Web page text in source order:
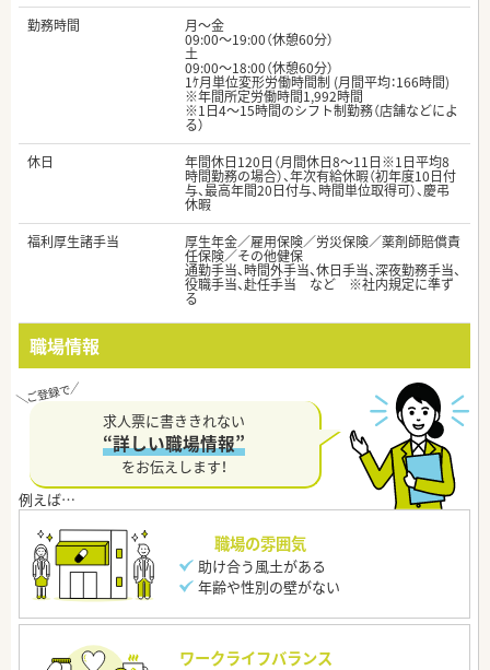
勤務時間
月～金
09:00〜19:00（休憩60分）
土
09:00〜18:00（休憩60分）
1ｹ月単位変形労働時間制 (月間平均：166時間)
※年間所定労働時間1,992時間
※1日4～15時間のシフト制勤務（店舗などによ
る）
休日
年間休日120日（月間休日8～11日※1日平均8
時間勤務の場合）、年次有給休暇（初年度10日付
与、最高年間20日付与、時間単位取得可）、慶弔
休暇
福利厚生諸手当
厚生年金／雇用保険／労災保険／薬剤師賠償責
任保険／その他健保
通勤手当、時間外手当、休日手当、深夜勤務手当、
役職手当、赴任手当 など ※社内規定に準ず
る
職場情報
求人票に書ききれない
“詳しい職場情報”
をお伝えします！
職場の雰囲気
助け合う風土がある
年齢や性別の壁がない
ワークライフバランス